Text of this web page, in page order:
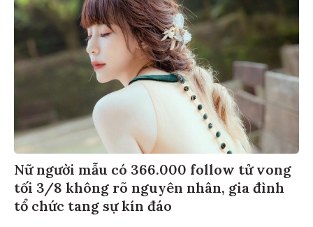
Nữ người mẫu có 366.000 follow tử vong
tối 3/8 không rõ nguyên nhân, gia đình
tổ chức tang sự kín đáo